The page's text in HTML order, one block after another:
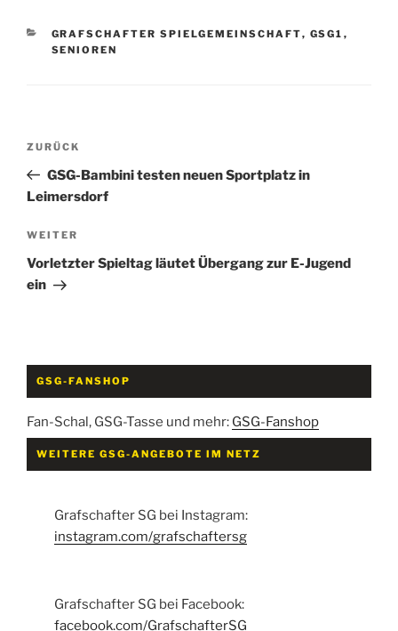
KATEGORIEN
GRAFSCHAFTER SPIELGEMEINSCHAFT, GSG1 ,
SENIOREN
Beitragsnavigation
Vorheriger
Beitrag
ZURÜCK
GSG-Bambini testen neuen Sportplatz in
Leimersdorf
Nächster
Beitrag
WEITER
Vorletzter Spieltag läutet Übergang zur E-Jugend
ein
GSG-FANSHOP
Fan-Schal, GSG-Tasse und mehr: GSG-Fanshop
WEITERE GSG-ANGEBOTE IM NETZ
Grafschafter SG bei Instagram:
instagram.com/grafschaftersg
Grafschafter SG bei Facebook:
facebook.com/GrafschafterSG